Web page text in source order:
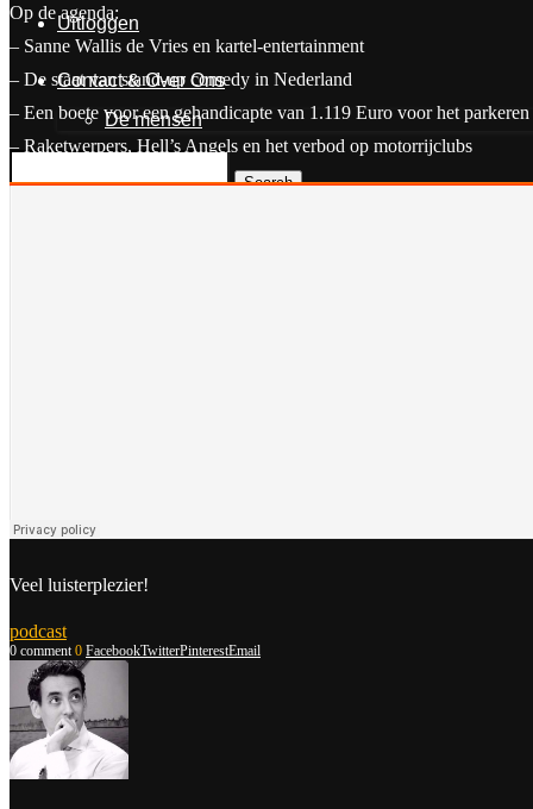
Uitloggen
Contact & Over Ons
De mensen
Search
Op de agenda:
– Sanne Wallis de Vries en kartel-entertainment
– De staat van stand-up comedy in Nederland
– Een boete voor een gehandicapte van 1.119 Euro voor het
– Raketwerpers, Hell’s Angels en het verbod op motorrijclubs
Veel luisterplezier!
podcast
0 comment 0 FacebookTwitterPinterestEmail